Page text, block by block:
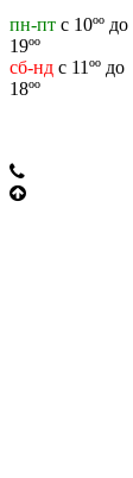
пн-пт с 10ºº до
19ºº
сб-нд с 11ºº до
18ºº